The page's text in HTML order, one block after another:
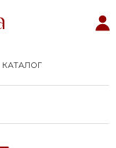
КАТАЛОГ